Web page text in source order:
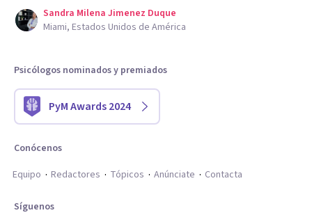
Sandra Milena Jimenez Duque
Miami, Estados Unidos de América
Psicólogos nominados y premiados
PyM Awards 2024
Conócenos
Equipo
Redactores Tópicos Anúnciate Contacta
Síguenos